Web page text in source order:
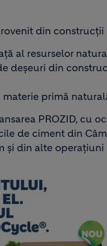
din construcții
al resurselor
deșeuri din
materie primă
PROZID, cu
de ciment din
și din alte